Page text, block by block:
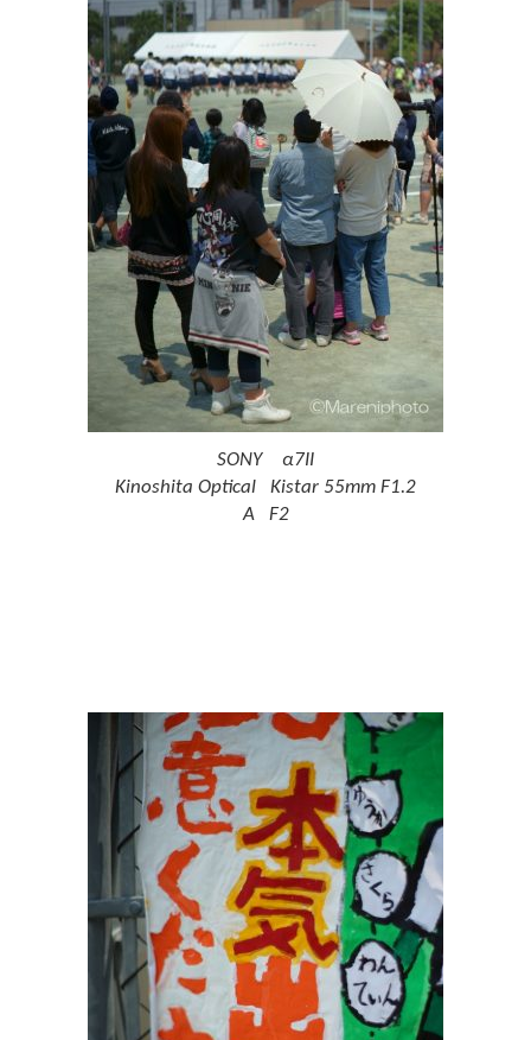
SONY α7II
Kinoshita Optical Kistar 55mm F1.2
A F2